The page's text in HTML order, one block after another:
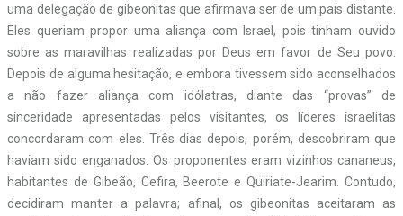
uma delegação de gibeonitas que afirmava ser de um país distante.
Eles queriam propor uma aliança com Israel, pois tinham ouvido
sobre as maravilhas realizadas por Deus em favor de Seu povo.
Depois de alguma hesitação, e embora tivessem sido aconselhados
a não fazer aliança com idólatras, diante das “provas” de
sinceridade apresentadas pelos visitantes, os líderes israelitas
concordaram com eles. Três dias depois, porém, descobriram que
haviam sido enganados. Os proponentes eram vizinhos cananeus,
habitantes de Gibeão, Cefira, Beerote e Quiriate-Jearim. Contudo,
decidiram manter a palavra; afinal, os gibeonitas aceitaram as